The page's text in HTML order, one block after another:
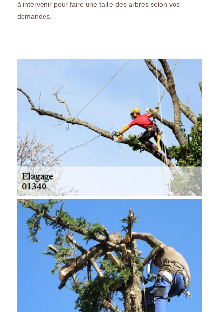
à intervenir pour faire une taille des arbres selon vos
demandes.